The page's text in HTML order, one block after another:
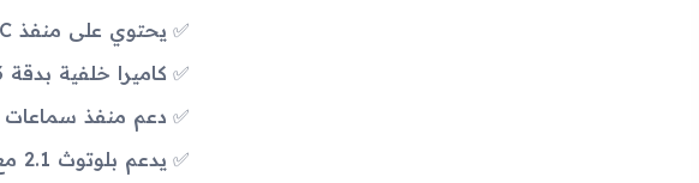
يحتوي على منفذ microSDHC لزيادة سعة التخزين
كاميرا خلفية بدقة 1.3 ميجابكسل مع إمكانية تسجيل الفيديو
دعم منفذ سماعات 3.5 مم
يدعم بلوتوث 2.1 مع تقنية A2DP